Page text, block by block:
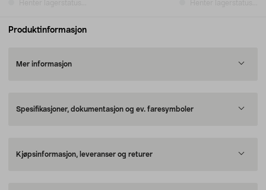
Produktinformasjon
Mer informasjon
Spesifikasjoner, dokumentasjon og ev. faresymboler
Kjøpsinformasjon, leveranser og returer